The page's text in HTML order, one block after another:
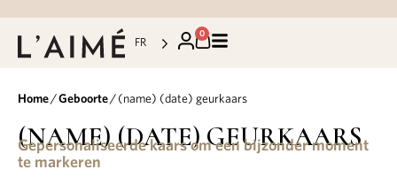
FR
0
Home/Geboorte/ (name) (date) geurkaars
(NAME) (DATE) GEURKAARS
Gepersonaliseerde kaars om een bijzonder moment
te markeren